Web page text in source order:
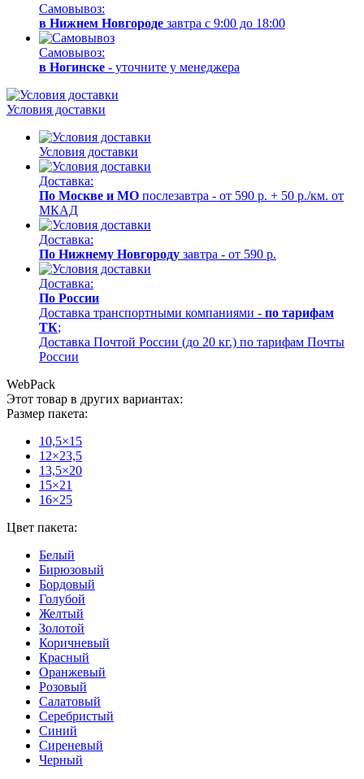
Самовывоз:
в Нижнем Новгороде завтра с 9:00 до 18:00
Самовывоз:
в Ногинске - уточните у менеджера
Условия доставки
Условия доставки
Доставка:
По Москве и МО послезавтра - от 590 р. + 50 р./км. от
МКАД
Доставка:
По Нижнему Новгороду завтра - от 590 р.
Доставка:
По России
Доставка транспортными компаниями - по тарифам
ТК;
Доставка Почтой России (до 20 кг.) по тарифам Почты
России
WebPack
Этот товар в других вариантах:
Размер пакета:
10,5×15
12×23,5
13,5×20
15×21
16×25
Цвет пакета:
Белый
Бирюзовый
Бордовый
Голубой
Желтый
Золотой
Коричневый
Красный
Оранжевый
Розовый
Салатовый
Серебристый
Синий
Сиреневый
Черный